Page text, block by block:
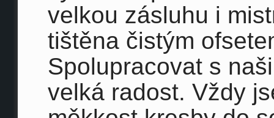
velkou zásluhu i
tištěna čistým
Spolupracovat s
velká radost. Vždy